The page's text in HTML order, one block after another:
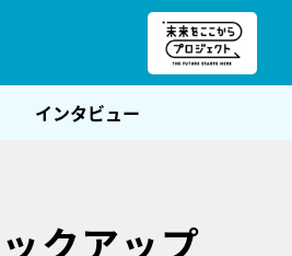
インタビュー
クアップ